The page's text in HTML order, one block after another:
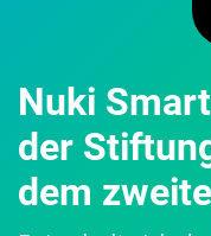
Nuki
der
dem